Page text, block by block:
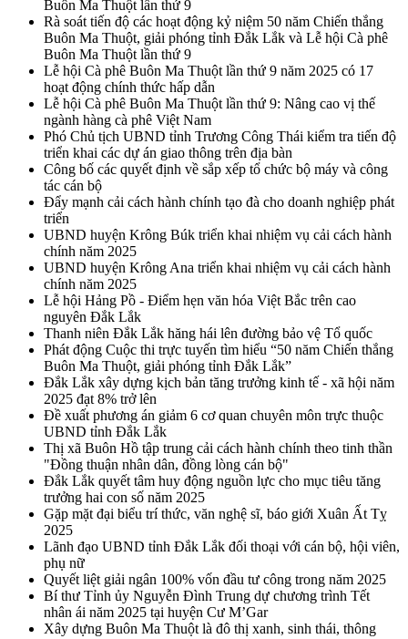
Buôn Ma Thuột lần thứ 9
Rà soát tiến độ các hoạt động kỷ niệm 50 năm Chiến thắng
Buôn Ma Thuột, giải phóng tỉnh Đắk Lắk và Lễ hội Cà phê
Buôn Ma Thuột lần thứ 9
Lễ hội Cà phê Buôn Ma Thuột lần thứ 9 năm 2025 có 17
hoạt động chính thức hấp dẫn
Lễ hội Cà phê Buôn Ma Thuột lần thứ 9: Nâng cao vị thế
ngành hàng cà phê Việt Nam
Phó Chủ tịch UBND tỉnh Trương Công Thái kiểm tra tiến độ
triển khai các dự án giao thông trên địa bàn
Công bố các quyết định về sắp xếp tổ chức bộ máy và công
tác cán bộ
Đẩy mạnh cải cách hành chính tạo đà cho doanh nghiệp phát
triển
UBND huyện Krông Búk triển khai nhiệm vụ cải cách hành
chính năm 2025
UBND huyện Krông Ana triển khai nhiệm vụ cải cách hành
chính năm 2025
Lễ hội Hảng Pồ - Điểm hẹn văn hóa Việt Bắc trên cao
nguyên Đắk Lắk
Thanh niên Đắk Lắk hăng hái lên đường bảo vệ Tổ quốc
Phát động Cuộc thi trực tuyến tìm hiểu “50 năm Chiến thắng
Buôn Ma Thuột, giải phóng tỉnh Đắk Lắk”
Đắk Lắk xây dựng kịch bản tăng trưởng kinh tế - xã hội năm
2025 đạt 8% trở lên
Đề xuất phương án giảm 6 cơ quan chuyên môn trực thuộc
UBND tỉnh Đắk Lắk
Thị xã Buôn Hồ tập trung cải cách hành chính theo tinh thần
"Đồng thuận nhân dân, đồng lòng cán bộ"
Đắk Lắk quyết tâm huy động nguồn lực cho mục tiêu tăng
trưởng hai con số năm 2025
Gặp mặt đại biểu trí thức, văn nghệ sĩ, báo giới Xuân Ất Tỵ
2025
Lãnh đạo UBND tỉnh Đắk Lắk đối thoại với cán bộ, hội viên,
phụ nữ
Quyết liệt giải ngân 100% vốn đầu tư công trong năm 2025
Bí thư Tỉnh ủy Nguyễn Đình Trung dự chương trình Tết
nhân ái năm 2025 tại huyện Cư M’Gar
Xây dựng Buôn Ma Thuột là đô thị xanh, sinh thái, thông